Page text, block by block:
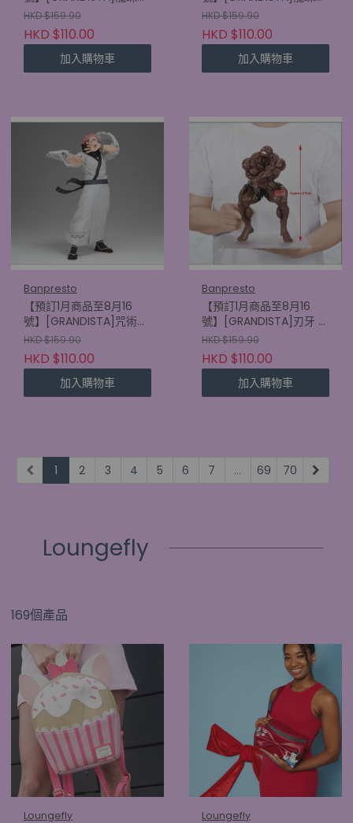
比魯斯 超級撒亞人神 超級
撒亞人孫悟空
(4580886900169)
HKD $159.90
HKD $110.00
加入購物車
比魯斯 超級撒亞人孫悟空
(4580886900152)
HKD $159.90
HKD $110.00
加入購物車
Banpresto
【預訂1月商品至8月16
號】[GRANDISTA]咒術迴
戰 宿儺
(4573102749208)
HKD $159.90
HKD $110.00
加入購物車
Banpresto
【預訂1月商品至8月16
號】[GRANDISTA]刃牙 比
斯凱特·奧利華
(4573102749154)
HKD $159.90
HKD $110.00
加入購物車
1 2 3 4 5 6 7 ... 69 70
Loungefly
169個產品
Loungefly Loungefly